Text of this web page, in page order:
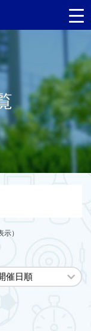
）